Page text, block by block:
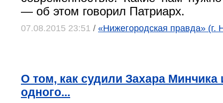
— об этом говорил Патриарх.
07.08.2015 23:51 / «Нижегородская правда» (г.
О том, как судили Захара Минчика
одного...